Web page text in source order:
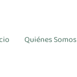
Quiénes Somos